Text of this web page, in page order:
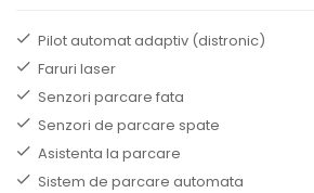
Pilot automat adaptiv (distronic)
Faruri laser
Senzori parcare fata
Senzori de parcare spate
Asistenta la parcare
Sistem de parcare automata